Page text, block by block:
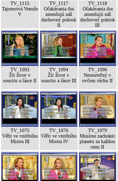
TV_1115
Tajomstvá Venuše
V
TV_1117
Očakávania iba
zmenšujú náš
duchovný pokrok
II
TV_1118
Očakávania iba
zmenšujú náš
duchovný pokrok
III
TV_1093
Žít život v
soucitu a lásce II
TV_1094
Žít život v
soucitu a lásce III
TV_1096
Nesmrteľný v
ovčom rúchu II
TV_1075
Věřit ve vnitřního
Mistra III
TV_1076
Věřit ve vnitřního
Mistra IV
TV_1079
Musíme zachránit
planetu za každou
cenu II